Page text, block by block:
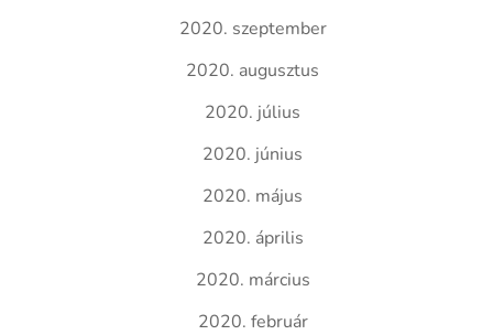
2020. szeptember
2020. augusztus
2020. július
2020. június
2020. május
2020. április
2020. március
2020. február